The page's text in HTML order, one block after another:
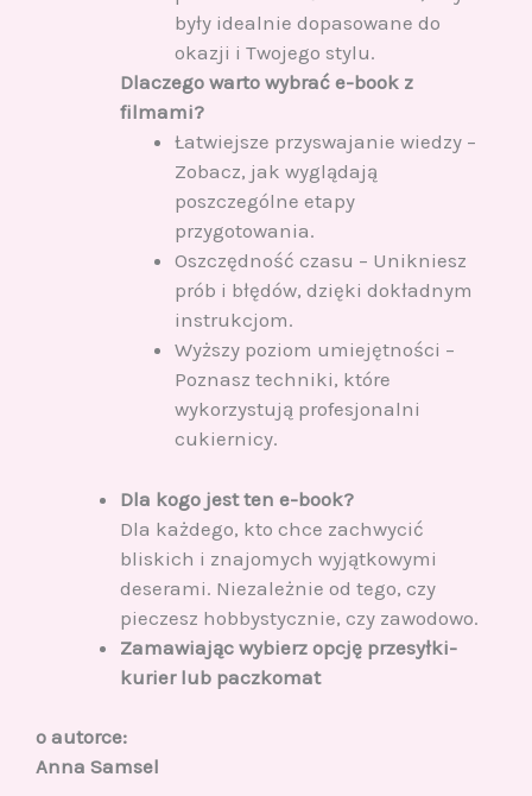
były idealnie dopasowane do
okazji i Twojego stylu.
Dlaczego warto wybrać e-book z
filmami?
Łatwiejsze przyswajanie wiedzy –
Zobacz, jak wyglądają
poszczególne etapy
przygotowania.
Oszczędność czasu – Unikniesz
prób i błędów, dzięki dokładnym
instrukcjom.
Wyższy poziom umiejętności –
Poznasz techniki, które
wykorzystują profesjonalni
cukiernicy.
Dla kogo jest ten e-book?
Dla każdego, kto chce zachwycić
bliskich i znajomych wyjątkowymi
deserami. Niezależnie od tego, czy
pieczesz hobbystycznie, czy zawodowo.
Zamawiając wybierz opcję przesyłki-
kurier lub paczkomat
o autorce:
Anna Samsel